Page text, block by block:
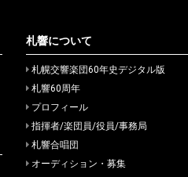
札響について
札幌交響楽団60年史デジタル版
札響60周年
プロフィール
指揮者/楽団員/役員/事務局
札響合唱団
オーディション・募集